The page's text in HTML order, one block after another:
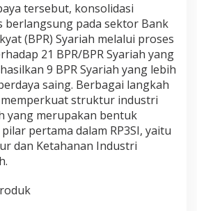
tersebut, konsolidasi
berlangsung pada sektor Bank
(BPR) Syariah melalui proses
21 BPR/BPR Syariah yang
9 BPR Syariah yang lebih
saing. Berbagai langkah
struktur industri
yang merupakan bentuk
pertama dalam RP3SI, yaitu
dan Ketahanan Industri